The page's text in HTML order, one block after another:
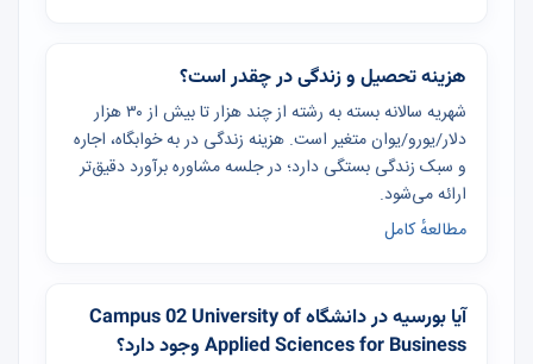
هزینه تحصیل و زندگی در چقدر است؟
شهریه سالانه بسته به رشته از چند هزار تا بیش از ۳۰ هزار
دلار/یورو/یوان متغیر است. هزینه زندگی در به خوابگاه، اجاره
و سبک زندگی بستگی دارد؛ در جلسه مشاوره برآورد دقیق‌تر
ارائه می‌شود.
مطالعهٔ کامل
آیا بورسیه در دانشگاه Campus 02 University of
Applied Sciences for Business وجود دارد؟